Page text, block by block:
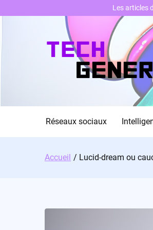
Réseaux sociaux
Accueil Lucid-dream ou
Les articles